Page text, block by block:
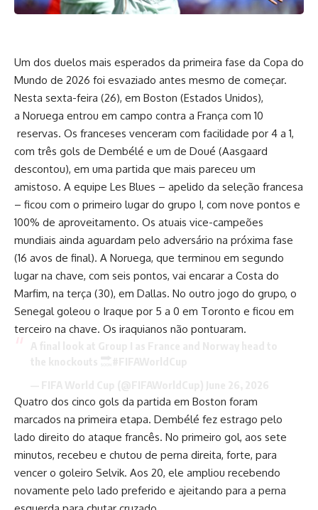
Um dos duelos mais esperados da primeira fase da Copa do
Mundo de 2026 foi esvaziado antes mesmo de começar.
Nesta sexta-feira (26), em Boston (Estados Unidos),
a Noruega entrou em campo contra a França com 10
reservas. Os franceses venceram com facilidade por 4 a 1,
com três gols de Dembélé e um de Doué (Aasgaard
descontou), em uma partida que mais pareceu um
amistoso. A equipe Les Blues – apelido da seleção francesa
– ficou com o primeiro lugar do grupo I, com nove pontos e
100% de aproveitamento. Os atuais vice-campeões
mundiais ainda aguardam pelo adversário na próxima fase
(16 avos de final). A Noruega, que terminou em segundo
lugar na chave, com seis pontos, vai encarar a Costa do
Marfim, na terça (30), em Dallas. No outro jogo do grupo, o
Senegal goleou o Iraque por 5 a 0 em Toronto e ficou em
terceiro na chave. Os iraquianos não pontuaram.
Quatro dos cinco gols da partida em Boston foram
marcados na primeira etapa. Dembélé fez estrago pelo
lado direito do ataque francês. No primeiro gol, aos sete
minutos, recebeu e chutou de perna direita, forte, para
vencer o goleiro Selvik. Aos 20, ele ampliou recebendo
novamente pelo lado preferido e ajeitando para a perna